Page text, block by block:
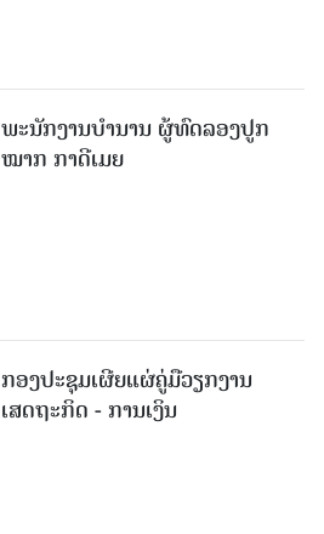
ພະ​ນັກ​ງານ​ບຳ​ນານ ​ຜູ້​ທົດລອງປູກ
ໝາກ ກາດີເມຍ
ກອງປະຊຸມເຜີຍແຜ່ຄູ່ມືວຽກງານ
ເສດຖະກິດ - ການເງິນ